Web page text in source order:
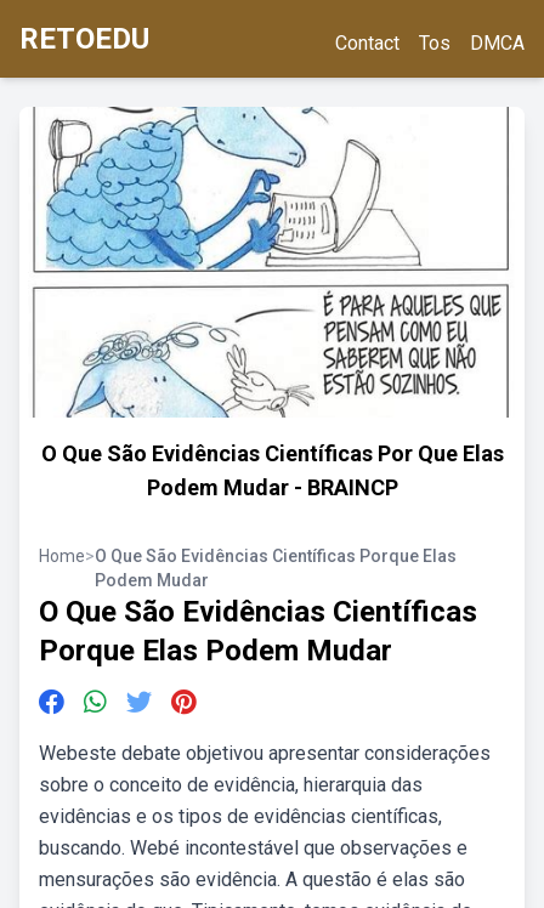
RETOEDU Contact Tos DMCA
O Que São Evidências Científicas Por Que Elas
Podem Mudar - BRAINCP
Home>O Que São Evidências Científicas Porque Elas
Podem Mudar
O Que São Evidências Científicas
Porque Elas Podem Mudar
Webeste debate objetivou apresentar considerações
sobre o conceito de evidência, hierarquia das
evidências e os tipos de evidências científicas,
buscando. Webé incontestável que observações e
mensurações são evidência. A questão é elas são